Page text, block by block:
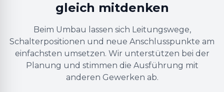
gleich mitdenken
Beim Umbau lassen sich Leitungswege,
Schalterpositionen und neue Anschlusspunkte am
einfachsten umsetzen. Wir unterstützen bei der
Planung und stimmen die Ausführung mit
anderen Gewerken ab.